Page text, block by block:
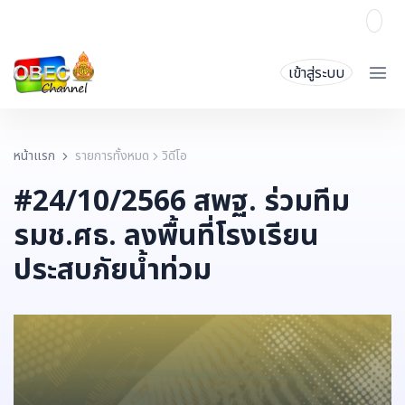
เข้าสู่ระบบ
หน้าแรก รายการทั้งหมด วิดีโอ
#24/10/2566 สพฐ. ร่วมทีม
รมช.ศธ. ลงพื้นที่โรงเรียน
ประสบภัยน้ำท่วม